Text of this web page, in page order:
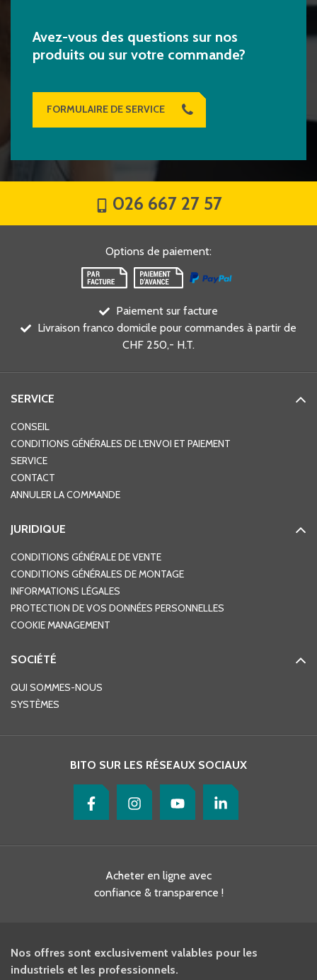
Avez-vous des questions sur nos
produits ou sur votre commande?
FORMULAIRE DE SERVICE
026 667 27 57
Options de paiement:
Paiement sur facture
Livraison franco domicile pour commandes à partir de
CHF 250,- H.T.
SERVICE
CONSEIL
CONDITIONS GÉNÉRALES DE L'ENVOI ET PAIEMENT
SERVICE
CONTACT
ANNULER LA COMMANDE
JURIDIQUE
CONDITIONS GÉNÉRALE DE VENTE
CONDITIONS GÉNÉRALES DE MONTAGE
INFORMATIONS LÉGALES
PROTECTION DE VOS DONNÉES PERSONNELLES
COOKIE MANAGEMENT
SOCIÉTÉ
QUI SOMMES-NOUS
SYSTÈMES
BITO SUR LES RÉSEAUX SOCIAUX
Acheter en ligne avec
confiance & transparence !
Nos offres sont exclusivement valables pour les
industriels et les professionnels.